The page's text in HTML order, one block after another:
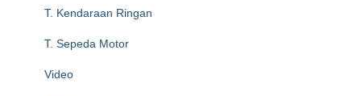
T. Kendaraan Ringan
T. Sepeda Motor
Video